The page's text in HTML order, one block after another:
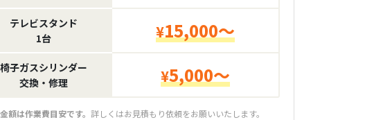
テレビスタンド
1台
¥15,000～
椅子ガスシリンダー
交換・修理
¥5,000～
額は作業費目安です。 詳しくはお見積もり依頼をお願いいたします。